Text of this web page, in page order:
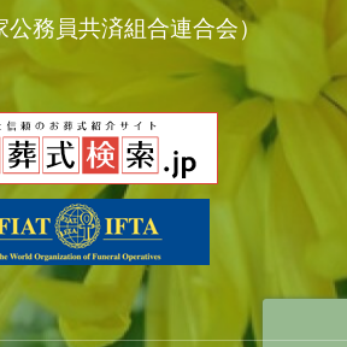
公務員共済組合連合会）